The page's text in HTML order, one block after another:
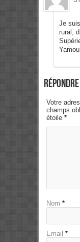
Je
rural,
Répondre
Votre
champs
étoile *
Nom *
Email *